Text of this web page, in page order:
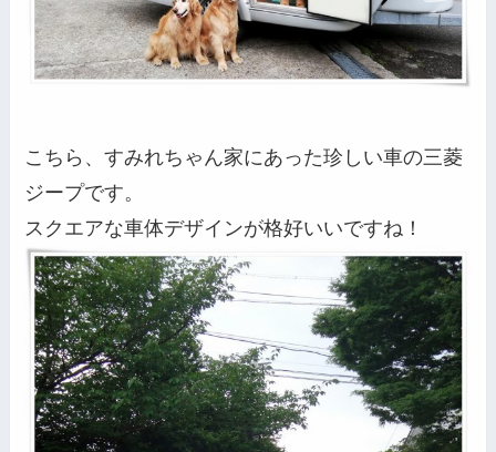
こちら、すみれちゃん家にあった珍しい車の三菱
ジープです。
スクエアな車体デザインが格好いいですね！